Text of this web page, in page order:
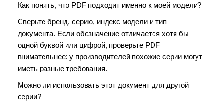
Как понять, что PDF подходит именно к моей модели?
Сверьте бренд, серию, индекс модели и тип
документа. Если обозначение отличается хотя бы
одной буквой или цифрой, проверьте PDF
внимательнее: у производителей похожие серии могут
иметь разные требования.
Можно ли использовать этот документ для другой
серии?